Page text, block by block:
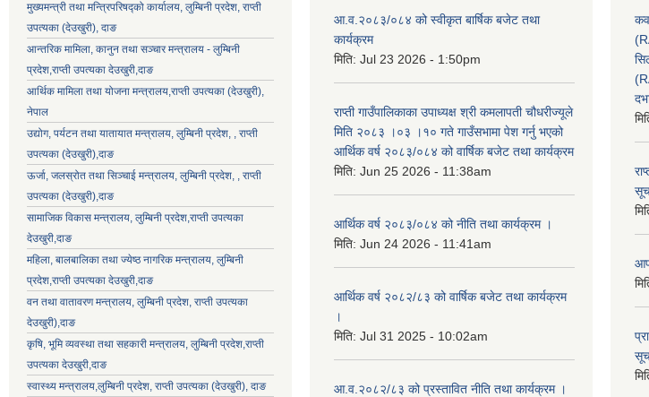
मुख्यमन्त्री तथा मन्त्रिपरिषद्को कार्यालय, लुम्बिनी प्रदेश, राप्ती
उपत्यका (देउखुरी), दाङ
आन्तरिक मामिला, कानुन तथा सञ्चार मन्त्रालय - लुम्बिनी
प्रदेश,राप्ती उपत्यका देउखुरी,दाङ
आर्थिक मामिला तथा योजना मन्त्रालय,राप्ती उपत्यका (देउखुरी),
नेपाल
उद्योग, पर्यटन तथा यातायात मन्त्रालय, लुम्बिनी प्रदेश, , राप्ती
उपत्यका (देउखुरी),दाङ
ऊर्जा, जलस्रोत तथा सिञ्चाई मन्त्रालय, लुम्बिनी प्रदेश, , राप्ती
उपत्यका (देउखुरी),दाङ
सामाजिक विकास मन्‍‍त्रालय, लुम्बिनी प्रदेश,राप्ती उपत्यका
देउखुरी,दाङ
महिला, बालबालिका तथा ज्येष्ठ नागरिक मन्त्रालय, लुम्बिनी
प्रदेश,राप्ती उपत्यका देउखुरी,दाङ
वन तथा वातावरण मन्त्रालय, लुम्बिनी प्रदेश, राप्ती उपत्यका
देउखुरी),दाङ
कृषि, भूमि व्यवस्था तथा सहकारी मन्त्रालय, लुम्बिनी प्रदेश,राप्ती
उपत्यका देउखुरी,दाङ
स्वास्थ्य मन्त्रालय,लुम्बिनी प्रदेश, राप्ती उपत्यका (देउखुरी), दाङ
आ.व.२०८३/०८४ को स्वीकृत बार्षिक बजेट तथा
कार्यक्रम
मिति: Jul 23 2026 - 1:50pm
राप्ती गाउँपालिकाका उपाध्यक्ष श्री कमलापती चौधरीज्यूले
मिति २०८३ ।०३ ।१० गते गाउँसभामा पेश गर्नु भएको
आर्थिक वर्ष २०८३/०८४ को वार्षिक बजेट तथा कार्यक्रम
मिति: Jun 25 2026 - 11:38am
आर्थिक वर्ष २०८३/०८४ को नीति तथा कार्यक्रम ।
मिति: Jun 24 2026 - 11:41am
आर्थिक वर्ष २०८२/८३ को वार्षिक बजेट तथा कार्यक्रम
।
मिति: Jul 31 2025 - 10:02am
आ.व.२०८२/८३ को प्रस्तावित नीति तथा कार्यक्रम ।